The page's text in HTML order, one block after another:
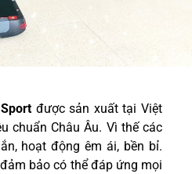
được sản xuất tại Việt
chuẩn Châu Âu. Vì thế các
hoạt động êm ái, bền bỉ.
bảo có thể đáp ứng mọi